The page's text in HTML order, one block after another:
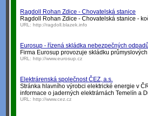
Ragdoll Rohan Zdice - Chovatelská stanice
Ragdoll Rohan Zdice - Chovatelská stanice -
URL: http://ragdoll.blazek.info
Eurosup - řízená skládka nebezpečných odpadů
Firma Eurosup provozuje skládku
URL: http://www.eurosup.cz
Elektrárenská společnost ČEZ, a.s.
Stránka hlavního výrobci elektrické energie v
informace o jaderných elektrárnách Temelín a
URL: http://www.cez.cz